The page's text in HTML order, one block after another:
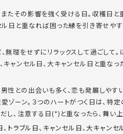
たその影響を強く受ける日。収穫日と
ル日と重なれば困った縁を引き寄せやす
無理をせずにリラックスして過ごして
キャンセル日、大キャンセル日と重なっ
性との出会いも多く、恋も発展しやす
ゾーン。３つのハートがつく日は、特
し、注意する日(*)と重なったら、舞い
ラブル日、キャンセル日、大キャンセ